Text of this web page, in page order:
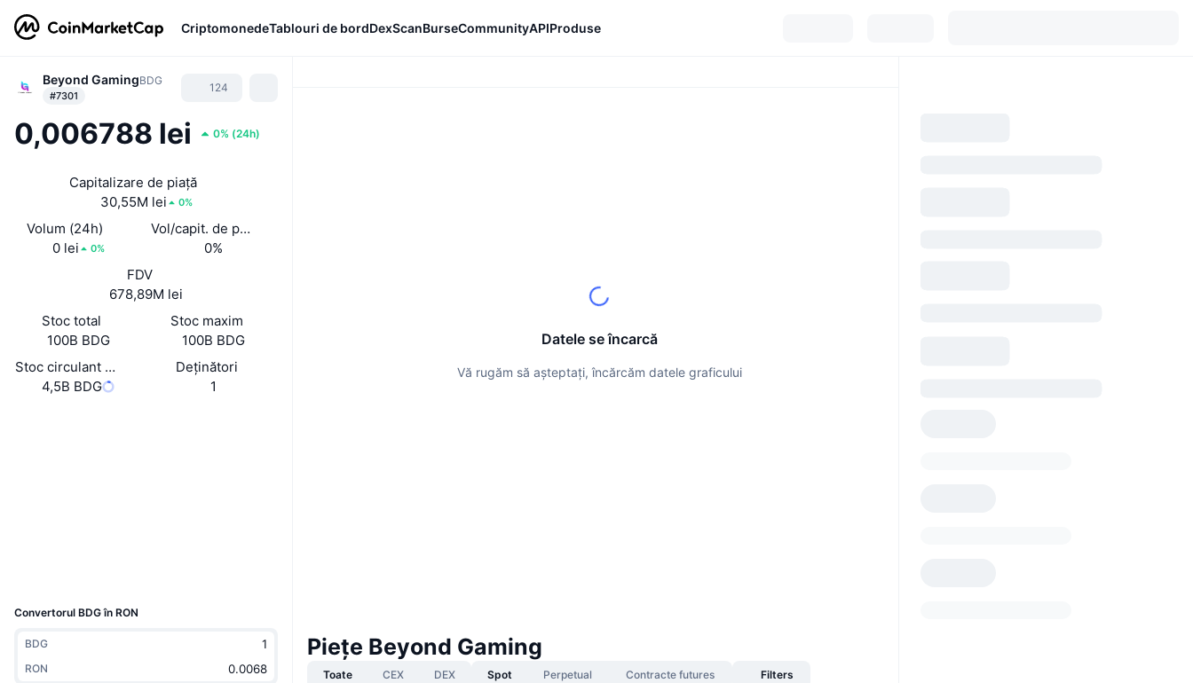
CriptomonedeTablouri de bordDexScanBurseCommunityAPIProduse
Beyond GamingBDG
#7301
124
0,006788 lei 0% (24h)
Capitalizare de piață
30,55M lei
0%
Volum (24h)
0 lei
0%
Vol/capit. de piață (24 h)
0%
FDV
678,89M lei
Stoc total
100B BDG
Stoc maxim
100B BDG
Stoc circulant auto-raportat
4,5B BDG
Deținători
1
Convertorul BDG în RON
BDG
RON
Datele se încarcă
Vă rugăm să așteptați, încărcăm datele graficului
Piețe Beyond Gaming
Toate CEX DEX Spot Perpetual Contracte futures Filters